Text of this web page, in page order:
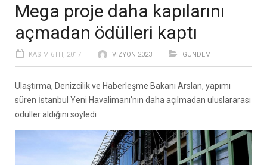
Mega proje daha kapılarını
açmadan ödülleri kaptı
KASIM 6TH, 2017 VIZYON 2023 GÜNDEM
Ulaştırma, Denizcilik ve Haberleşme Bakanı Arslan, yapımı
süren İstanbul Yeni Havalimanı’nın daha açılmadan uluslararası
ödüller aldığını söyledi